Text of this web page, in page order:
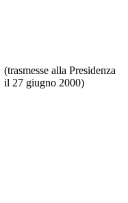
(trasmesse alla Presidenza
il 27 giugno 2000)